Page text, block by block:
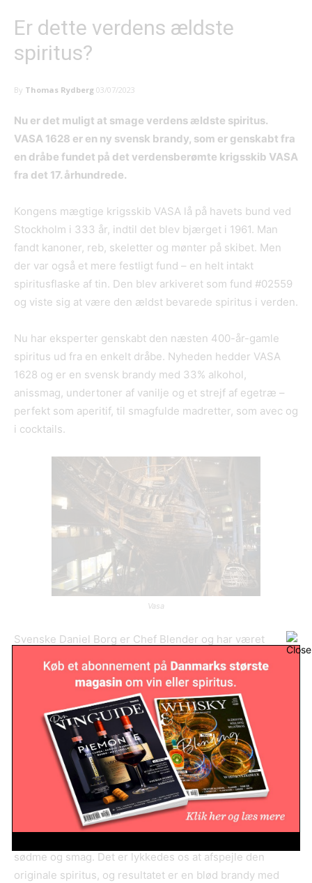
Er dette verdens ældste
spiritus?
By Thomas Rydberg 03/07/2023
Nu er det muligt at smage verdens ældste spiritus.
VASA 1628 er en ny svensk brandy, som er genskabt fra
en dråbe fundet på det verdensberømte krigsskib VASA
fra det 17. århundrede.
Kongens mægtige krigsskib VASA lå på havets bund ved
Stockholm i 333 år, indtil det blev bjærget i 1961. Man
fandt kanoner, reb, skeletter og mønter på skibet. Men
der var også et mere festligt fund – en helt intakt
spiritusflaske af tin. Den blev arkiveret som fund #02559
og viste sig at være den ældst bevarede spiritus i verden.
Nu har eksperter genskabt den næsten 400-år-gamle
spiritus ud fra en enkelt dråbe. Nyheden hedder VASA
1628 og er en svensk brandy med 33% alkohol,
anissmag, undertoner af vanilje og et strejf af egetræ –
perfekt som aperitif, til smagfulde madretter, som avec og
i cocktails.
Vasa
Svenske Daniel Borg er Chef Blender og har været
ansvarlig for at genskabe spiritussen. Han er en af de kun
fire personer i verden, som har smagt på den originale
spiritus fundet på havets bund. Daniel Borg har gennem 5
år forsket i hvordan man destillerede spiritus i 1600-tallet
samt gennemført en lang række kemiske analyser,
lugttests og smagstests. Det er lykkedes ham at udvikle
en særlig produktionsmetode og en opskrift, der får
VASA 1628 til at smage, som den faktisk gjorde i 1628.
”Ved hjælp af en dråbe af verdens ældste konserverede
sødme og smag. Det er lykkedes os at afspejle den
originale spiritus, og resultatet er en blød brandy med